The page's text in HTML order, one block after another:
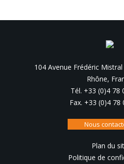
104 Avenue Frédéric
Rhône,
Tél. +33 (0)4 78
Fax. +33 (0)4 78
Nous
Plan du
Politique de